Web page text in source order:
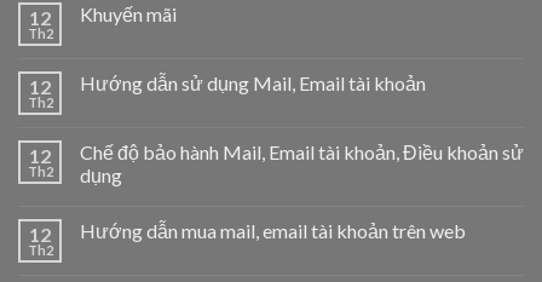
12
Th2
Khuyến mãi
12
Th2
Hướng dẫn sử dụng Mail, Email tài khoản
12
Th2
Chế độ bảo hành Mail, Email tài khoản, Điều khoản sử
dụng
12
Th2
Hướng dẫn mua mail, email tài khoản trên web